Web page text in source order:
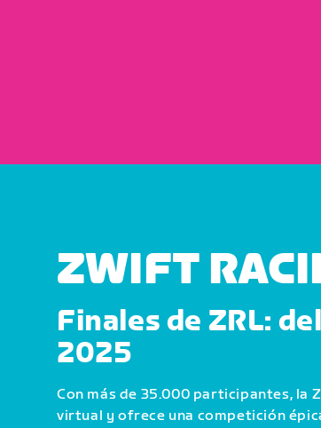
ZWIFT
Finales de ZRL:
2025
Con más de 35.000 participantes, la
virtual y ofrece una competición